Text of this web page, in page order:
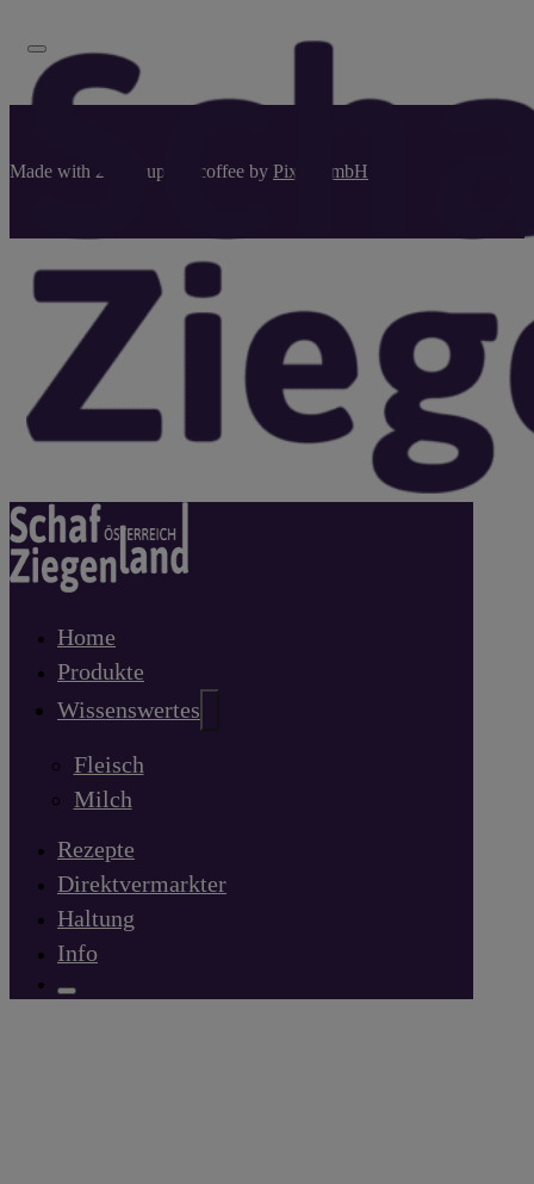
Home
Produkte
Wissenswertes
Fleisch
Milch
Rezepte
Direktvermarkter
Haltung
Info
Made with 2024 cups of coffee by Pixel.GmbH